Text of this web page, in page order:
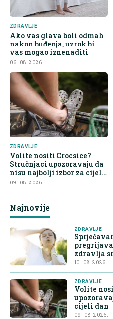
ZDRAVLJE
Ako vas glava boli odmah
nakon buđenja, uzrok bi
vas mogao iznenaditi
06. 08. 2026.
ZDRAVLJE
Volite nositi Crocsice?
Stručnjaci upozoravaju da
nisu najbolji izbor za cijeli
dan
09. 08. 2026.
Najnovije
ZDRAVLJE
zdravlja
10. 08. 2026.
ZDRAVLJE
Volite
cijeli dan
09. 08. 2026.